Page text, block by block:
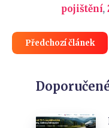
pojištění,
Předchozí článek
Půjčení